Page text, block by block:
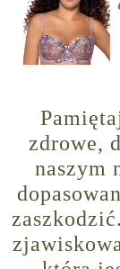
zdrowe,
naszym